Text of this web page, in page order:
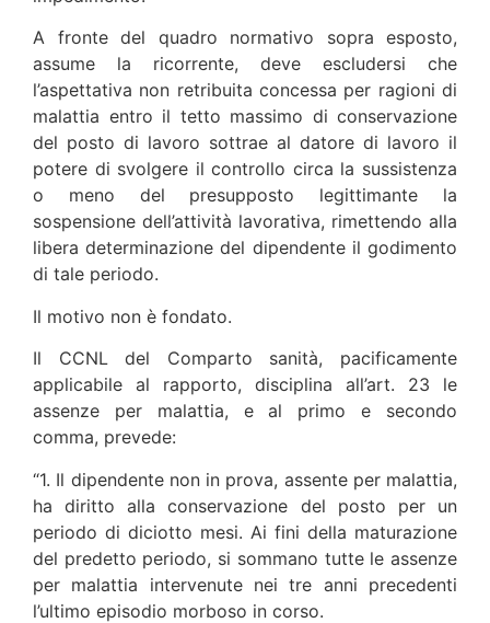
A fronte del quadro normativo sopra esposto,
assume la ricorrente, deve escludersi che
l’aspettativa non retribuita concessa per ragioni di
malattia entro il tetto massimo di conservazione
del posto di lavoro sottrae al datore di lavoro il
potere di svolgere il controllo circa la sussistenza
o meno del presupposto legittimante la
sospensione dell’attività lavorativa, rimettendo alla
libera determinazione del dipendente il godimento
di tale periodo.
Il motivo non è fondato.
Il CCNL del Comparto sanità, pacificamente
applicabile al rapporto, disciplina all’art. 23 le
assenze per malattia, e al primo e secondo
comma, prevede:
“1. Il dipendente non in prova, assente per malattia,
ha diritto alla conservazione del posto per un
periodo di diciotto mesi. Ai fini della maturazione
del predetto periodo, si sommano tutte le assenze
per malattia intervenute nei tre anni precedenti
l’ultimo episodio morboso in corso.